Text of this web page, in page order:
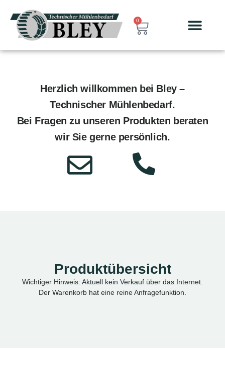
0
Herzlich willkommen bei Bley –
Technischer Mühlenbedarf.
Bei Fragen zu unseren Produkten beraten
wir Sie gerne persönlich.
Produktübersicht
Wichtiger Hinweis: Aktuell kein Verkauf über das Internet.
Der Warenkorb hat eine reine Anfragefunktion.